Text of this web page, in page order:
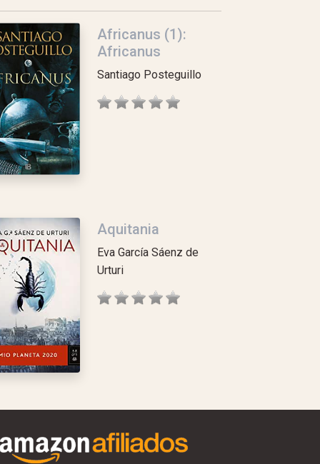
Africanus (1):
Africanus
Santiago Posteguillo
Aquitania
Eva García Sáenz de
Urturi